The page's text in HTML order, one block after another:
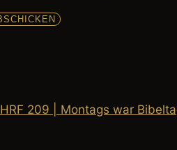
HRF 209 | Montags war